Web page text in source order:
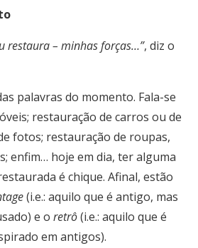
restaura – minhas forças…”, diz o
palavras do momento. Fala-se
restauração de carros ou de
fotos; restauração de roupas,
enfim… hoje em dia, ter alguma
é chique. Afinal, estão
(i.e.: aquilo que é antigo, mas
e o retrô(i.e.: aquilo que é
em antigos).